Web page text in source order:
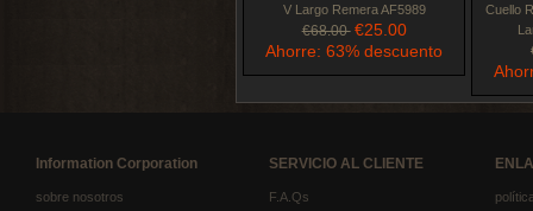
V Largo Remera AF5989
€68.00 €25.00
Ahorre: 63% descuento
Cuello
Information Corporation
sobre nosotros
SERVICIO AL CLIENTE
F.A.Qs